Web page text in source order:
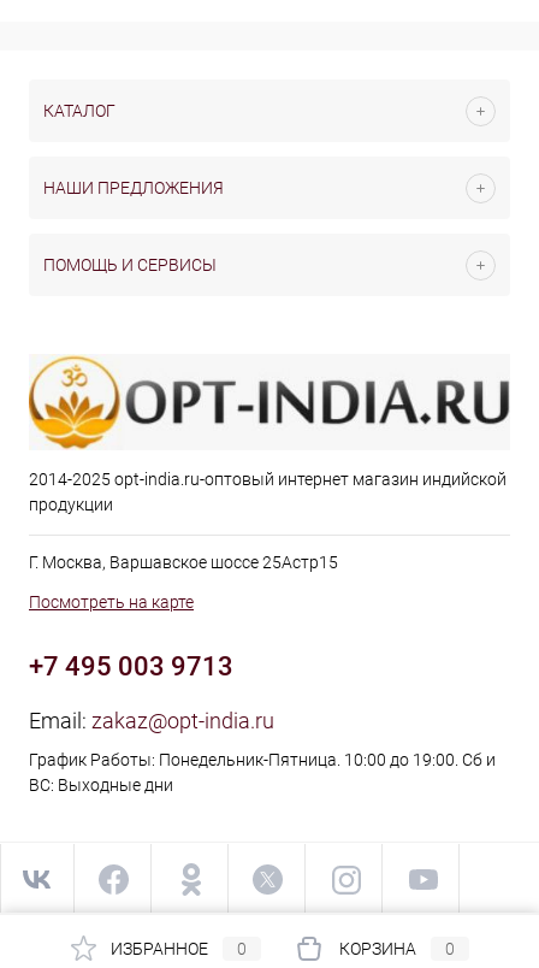
КАТАЛОГ
НАШИ ПРЕДЛОЖЕНИЯ
ПОМОЩЬ И СЕРВИСЫ
2014-2025 opt-india.ru-оптовый интернет магазин индийской
продукции
Г. Москва, Варшавское шоссе 25Астр15
Посмотреть на карте
+7 495 003 9713
Email: zakaz@opt-india.ru
График Работы: Понедельник-Пятница. 10:00 до 19:00. Сб и
ВС: Выходные дни
ИЗБРАННОЕ 0 КОРЗИНА 0